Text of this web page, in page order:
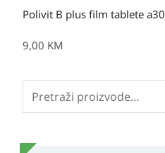
Polivit B plus film tablete a30
9,00 KM
Pretraži: